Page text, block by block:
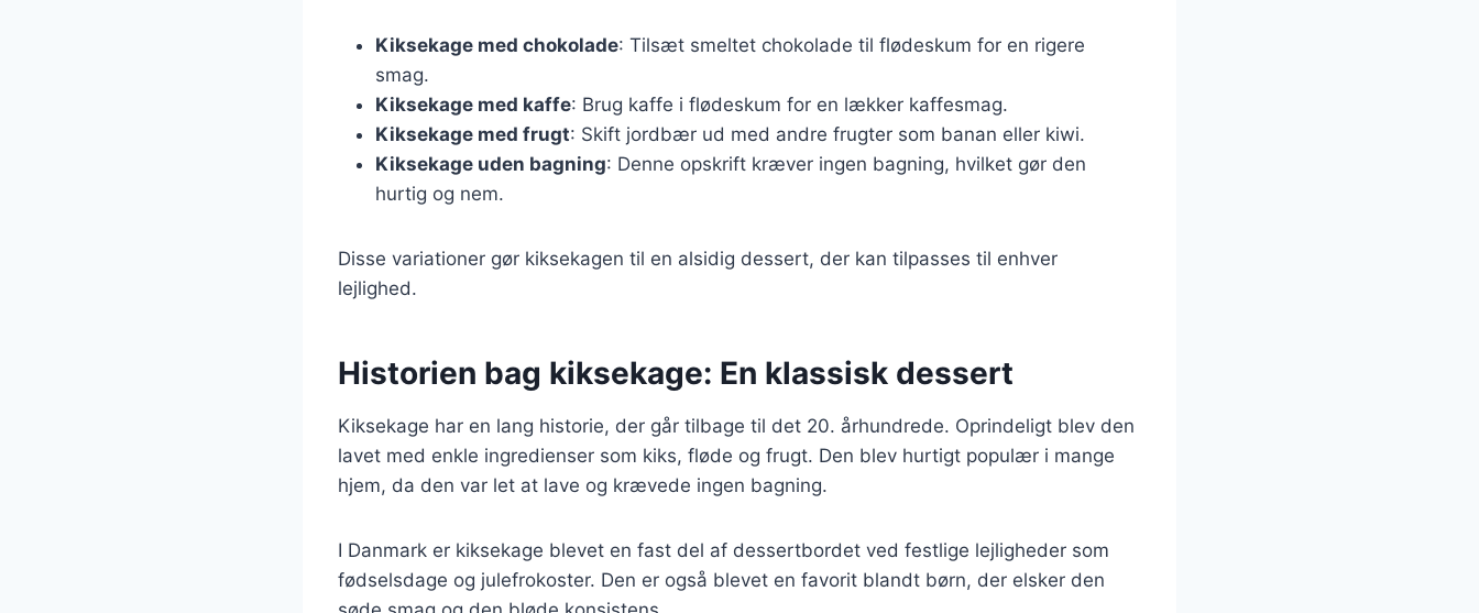
Kiksekage med chokolade: Tilsæt smeltet chokolade til flødeskum for en rigere
smag.
Kiksekage med kaffe: Brug kaffe i flødeskum for en lækker kaffesmag.
Kiksekage med frugt: Skift jordbær ud med andre frugter som banan eller kiwi.
Kiksekage uden bagning: Denne opskrift kræver ingen bagning, hvilket gør den
hurtig og nem.
Disse variationer gør kiksekagen til en alsidig dessert, der kan tilpasses til enhver
lejlighed.
Historien bag kiksekage: En klassisk dessert
Kiksekage har en lang historie, der går tilbage til det 20. århundrede. Oprindeligt blev den
lavet med enkle ingredienser som kiks, fløde og frugt. Den blev hurtigt populær i mange
hjem, da den var let at lave og krævede ingen bagning.
I Danmark er kiksekage blevet en fast del af dessertbordet ved festlige lejligheder som
fødselsdage og julefrokoster. Den er også blevet en favorit blandt børn, der elsker den